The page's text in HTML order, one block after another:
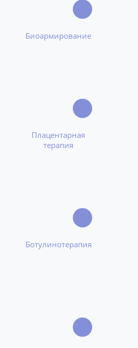
Биоармирование
Плацентарная
терапия
Ботулинотерапия